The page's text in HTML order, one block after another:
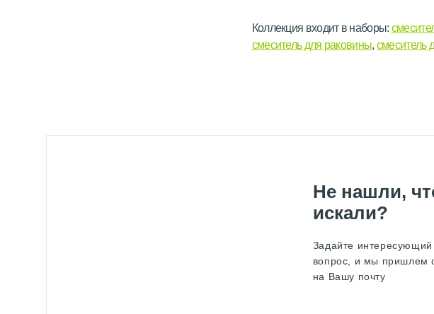
Коллекция входит в наборы:
смеситель для раковины, смеситель
Не нашли,
искали?
Задайте
вопрос, и мы пришлем
на Вашу почту